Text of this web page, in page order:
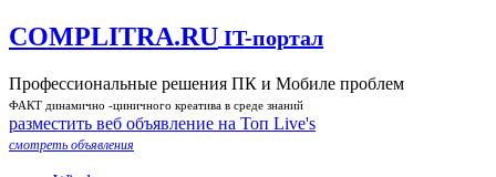
COMPLITRA.RU IT-портал
Профессиональные решения ПК и Мобиле проблем
ФАКТ динамично -циничного креатива в среде знаний
разместить веб объявление на Toп Live's
смотреть объявления